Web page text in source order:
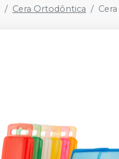
Cera Ortodôntica